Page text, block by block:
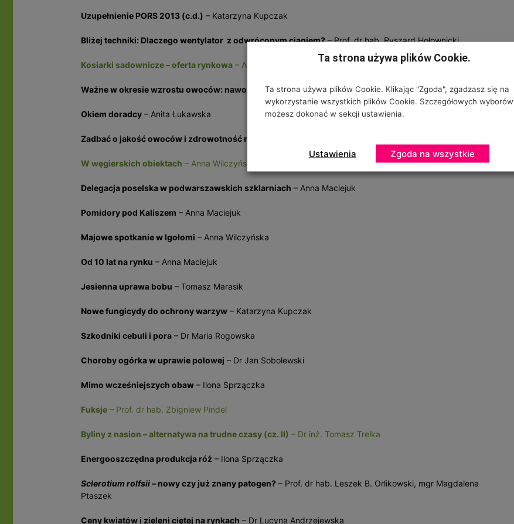
Uzupełnienie PORS 2013 (c.d.) – Katarzyna Kupczak
Bliżej techniki: Dlaczego wentylator z odwróconym ciągiem?– Prof. dr hab. Ryszard Hołownicki
Kosiarki sadownicze – oferta rynkowa – Anna Wilczyńska
Ważne w okresie wzrostu owoców: nawożenie oraz ochrona sadów – Dorota Łabanowska-Bury
Okiem doradcy – Anita Łukawska
Zadbać o jakość owoców i zdrowotność roślin
W węgierskich obiektach – Anna Wilczyńska
Delegacja poselska w podwarszawskich szklarniach – Anna Maciejuk
Pomidory pod Kaliszem – Anna Maciejuk
Majowe spotkanie w Igołomi – Anna Wilczyńska
Od 10 lat na rynku – Anna Maciejuk
Jesienna uprawa bobu – Tomasz Marasik
Nowe fungicydy do ochrony warzyw – Katarzyna Kupczak
Szkodniki cebuli i pora – Dr Maria Rogowska
Choroby ogórka w uprawie polowej – Dr Jan Sobolewski
Mimo wcześniejszych obaw – Ilona Sprzączka
Fuksje – Prof. dr hab. Zbigniew Pindel
Byliny z nasion – alternatywa na trudne czasy (cz. II) – Dr inż. Tomasz Trelka
Energooszczędna produkcja róż – Ilona Sprzączka
Sclerotium rolfsii– nowy czy już znany patogen? – Prof. dr hab. Leszek B. Orlikowski, mgr Magdalena
Ptaszek
Ceny kwiatów i zieleni ciętej na rynkach – Dr Lucyna Andrzejewska
Ta strona używa plików Cookie.
Ta strona używa plików Cookie. Klikając "Zgoda", zgadzasz się na
wykorzystanie wszystkich plików Cookie. Szczegółowych wyborów
możesz dokonać w sekcji ustawienia.
Ustawienia Zgoda na wszystkie